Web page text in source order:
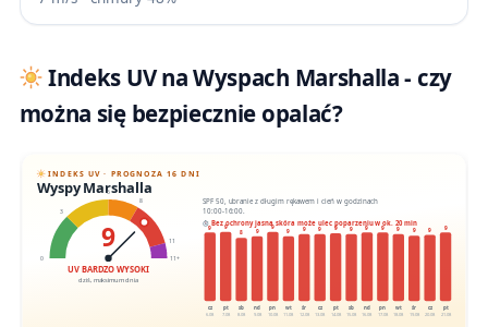
Indeks UV na Wyspach Marshalla - czy
można się bezpiecznie opalać?
INDEKS UV · PROGNOZA 16 DNI
Wyspy Marshalla
0
3
6
8
11
11+
9
UV BARDZO WYSOKI
dziś, maksimum dnia
SPF 50, ubranie z długim rękawem i cień w godzinach
10:00-16:00.
Bez ochrony jasna skóra może ulec poparzeniu w ok. 20 min
9
cz
6.08
9
pt
7.08
8
sb
8.08
9
nd
9.08
9
pn
10.08
9
wt
11.08
9
śr
12.08
9
cz
13.08
9
pt
14.08
9
sb
15.08
9
nd
16.08
9
pn
17.08
9
wt
18.08
9
śr
19.08
9
cz
20.08
9
pt
21.08